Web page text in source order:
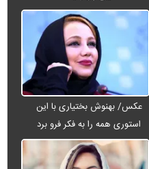
عکس/ بهنوش بختیاری با این
استوری همه را به فکر فرو برد